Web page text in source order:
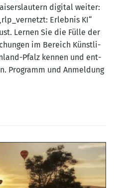
digi­tal wei­ter:
Erleb­nis KI“
Ler­nen Sie die Fül­le der
im Bereich Künst­li­
Pfalz ken­nen und ent­
Pro­gramm und Anmel­dung